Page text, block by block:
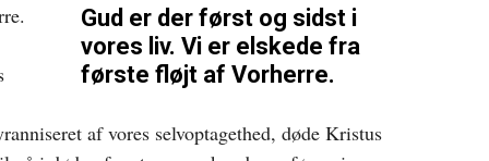
Gud er der først og sidst i
vores liv. Vi er elskede fra
første fløjt af Vorherre.
af vores selvoptagethed, døde Kristus